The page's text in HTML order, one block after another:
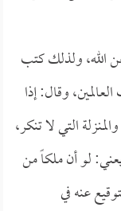
الله، ولذلك كتب
وقال: إذا
التي لا تنكر،
لو أن ملكاً من
عنه في